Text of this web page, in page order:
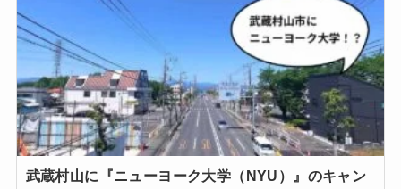
武蔵村山に『ニューヨーク大学（NYU）』のキャン